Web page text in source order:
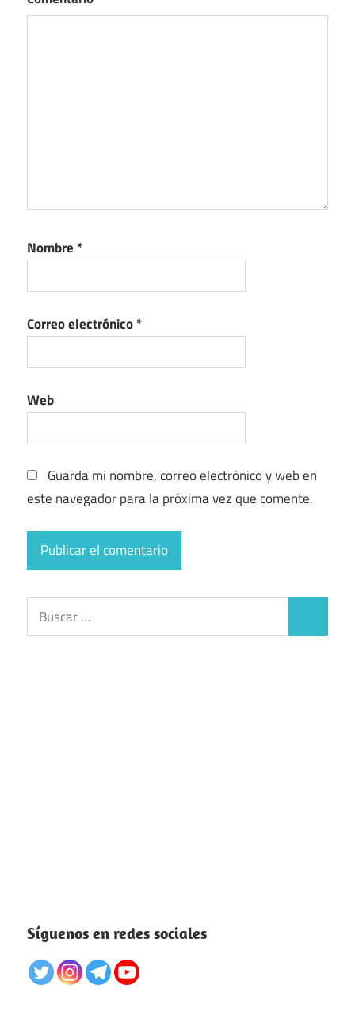
Nombre *
Correo electrónico*
Web
Guarda mi nombre, correo electrónico y web en
este navegador para la próxima vez que comente.
Buscar:
Síguenos en redes sociales